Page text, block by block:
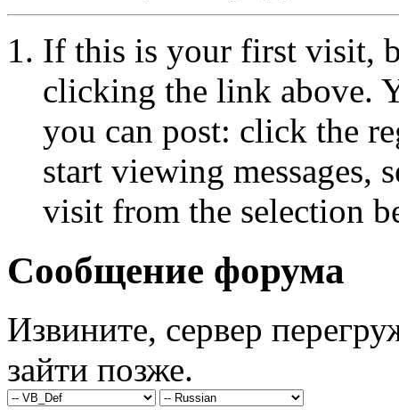
If this is your first visit,
clicking the link above.
you can post: click the
start viewing messages,
visit from the selection
Сообщение форума
Извините, сервер
зайти позже.